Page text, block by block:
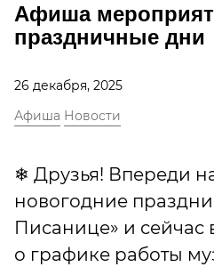
Афиша
праздничные дни
26 декабря, 2025
Афиша Новости
❄ Друзья! Впереди
новогодние
Писанице» и
о графике работы